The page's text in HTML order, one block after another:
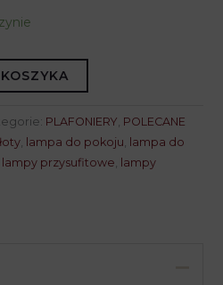
PLAFONIERY POLECANE
, lampa do pokoju
lampa do
lampy przysufitowe
lampy